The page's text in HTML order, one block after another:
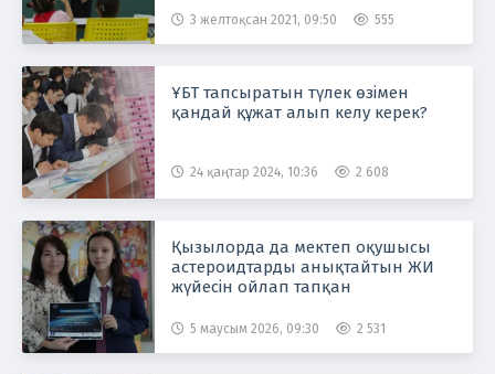
3 желтоқсан 2021, 09:50 555
ҰБТ тапсыратын түлек өзімен
қандай құжат алып келу керек?
24 қаңтар 2024, 10:36 2 608
Қызылорда да мектеп оқушысы
астероидтарды анықтайтын ЖИ
жүйесін ойлап тапқан
5 маусым 2026, 09:30 2 531